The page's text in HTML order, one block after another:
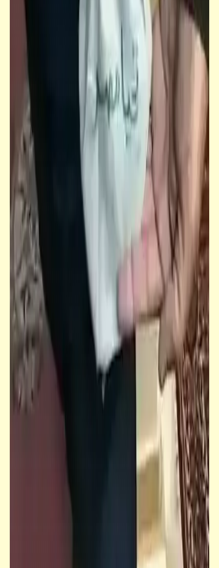
كل شيء عن "الإلياذة" و"الأوديسة" (2)
حواديت
كل شيء عن "الإلياذة" و"الأوديسة" (1)
شعر
زن من وزنك بما وزنك | الأمام الشافعي + الذكاء
الاصطناعي